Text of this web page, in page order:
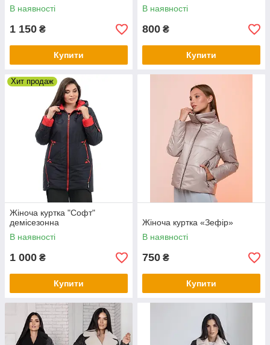
В наявності
1 150 ₴
Купити
В наявності
800 ₴
Купити
Хит продаж
Жіноча куртка "Софт"
демісезонна
В наявності
1 000 ₴
Купити
Жіноча куртка «Зефір»
В наявності
750 ₴
Купити